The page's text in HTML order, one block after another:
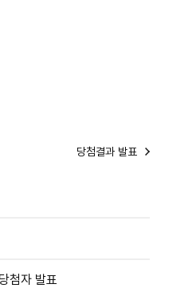
당첨결과 발표
첨자 발표